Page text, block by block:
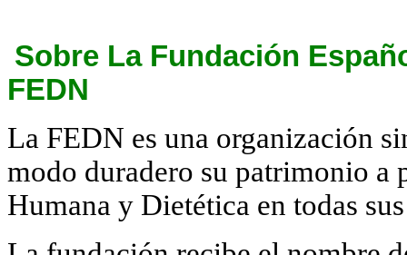
Sobre La Fundación
FEDN
La FEDN es una organización
modo duradero su patrimonio a
Humana y Dietética en todas